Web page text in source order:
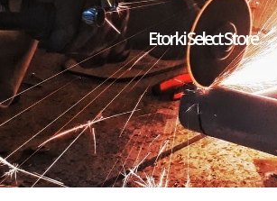
Etorki Select Store